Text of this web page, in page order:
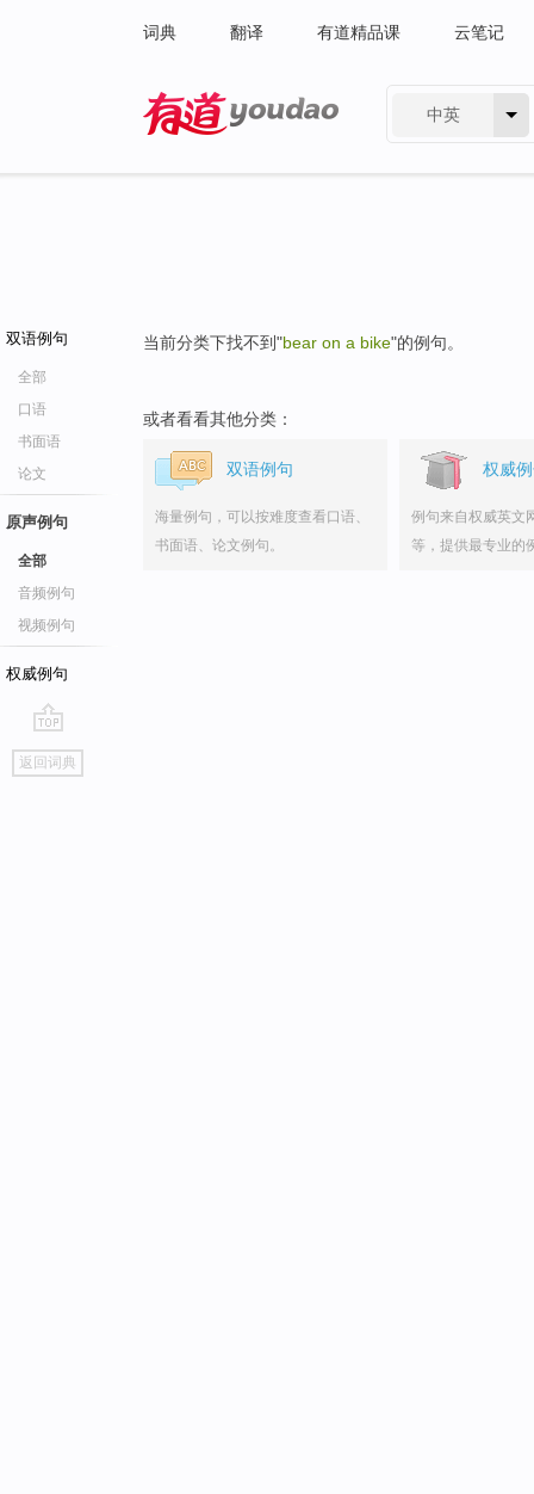
词典 翻译 有道精品课 云笔记
中英
双语例句
全部
口语
书面语
论文
原声例句
全部
音频例句
视频例句
权威例句
go
top
返回词典
当前分类下找不到"bear on a bike"的例句。
或者看看其他分类：
双语例句
海量例句，可以按难度查看口语、
书面语、论文例句。
权威
例句来自权威英文
等，提供最专业的